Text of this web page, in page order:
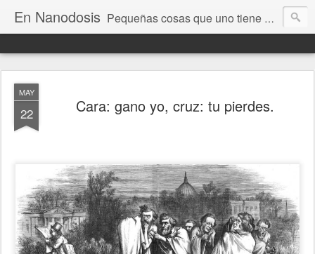
En Nanodosis Pequeñas cosas que uno tiene ganas de decir sin que se le ocurra un mejor lugar para decirlas!
MAY
22 Cara: gano yo, cruz: tu pierdes.